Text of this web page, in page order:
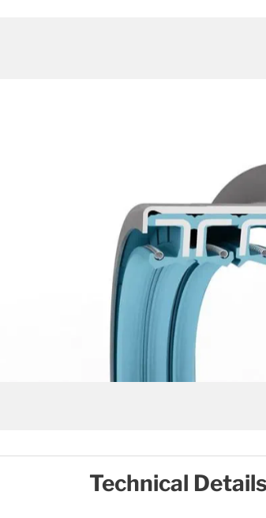
Technical Details